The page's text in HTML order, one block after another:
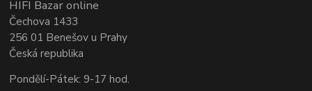
HIFI Bazar online
Čechova 1433
256 01 Benešov u Prahy
Česká republika
Pondělí-Pátek: 9-17 hod.